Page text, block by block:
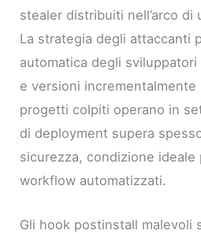
stealer distribuiti nell’arco di
La strategia degli attaccanti
automatica degli
e versioni
progetti colpiti operano in
di deployment supera
sicurezza, condizione
workflow automatizzati.
Gli hook postinstall malevoli